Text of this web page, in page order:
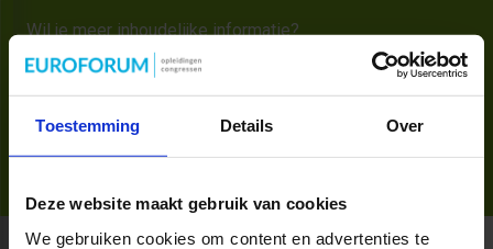
Toestemming Details Over
Deze website maakt gebruik van cookies
We gebruiken cookies om content en advertenties te
Wil je meer inhoudelijke informatie?
Neem vrijblijvend contact op met mij.